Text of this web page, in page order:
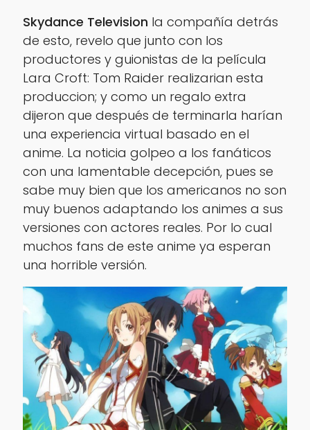
Skydance Television la compañía detrás
de esto, revelo que junto con los
productores y guionistas de la película
Lara Croft: Tom Raider realizarian esta
produccion; y como un regalo extra
dijeron que después de terminarla harían
una experiencia virtual basado en el
anime. La noticia golpeo a los fanáticos
con una lamentable decepción, pues se
sabe muy bien que los americanos no son
muy buenos adaptando los animes a sus
versiones con actores reales. Por lo cual
muchos fans de este anime ya esperan
una horrible versión.